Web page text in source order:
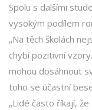
Spolu s dalšími
vysokým podílem
„Na těch školách
chybí pozitivní
mohou dosáhnout
toho se účastní
„Lidé často říkají,